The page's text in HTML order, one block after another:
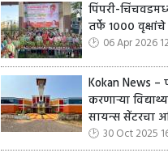
पिंपरी-
तर्फे १०००
06 Apr 2026
Kokan News –
करणाऱ्या
सायन्स सेंटरचा
30 Oct 2025